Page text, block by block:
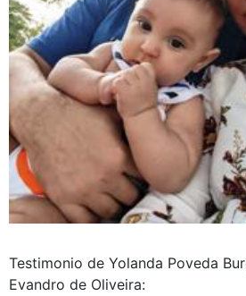
Testimonio de Yolanda Poveda
Evandro de Oliveira: